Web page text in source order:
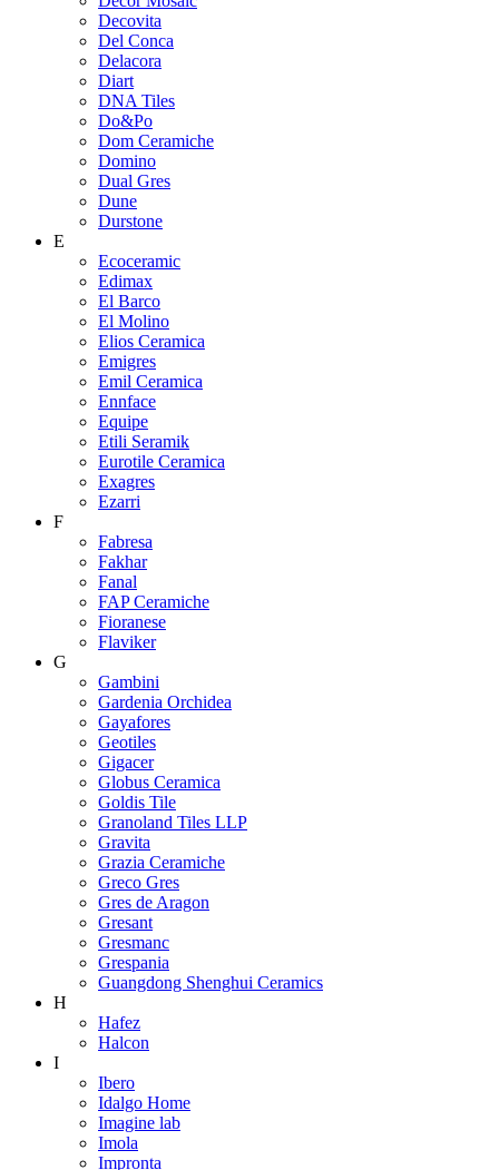
Decovita
Del Conca
Delacora
Diart
DNA Tiles
Do&Po
Dom Ceramiche
Domino
Dual Gres
Dune
Durstone
E
Ecoceramic
Edimax
El Barco
El Molino
Elios Ceramica
Emigres
Emil Ceramica
Ennface
Equipe
Etili Seramik
Eurotile Ceramica
Exagres
Ezarri
F
Fabresa
Fakhar
Fanal
FAP Ceramiche
Fioranese
Flaviker
G
Gambini
Gardenia Orchidea
Gayafores
Geotiles
Gigacer
Globus Ceramica
Goldis Tile
Granoland Tiles LLP
Gravita
Grazia Ceramiche
Greco Gres
Gres de Aragon
Gresant
Gresmanc
Grespania
Guangdong Shenghui Ceramics
H
Hafez
Halcon
I
Ibero
Idalgo Home
Imagine lab
Imola
Impronta